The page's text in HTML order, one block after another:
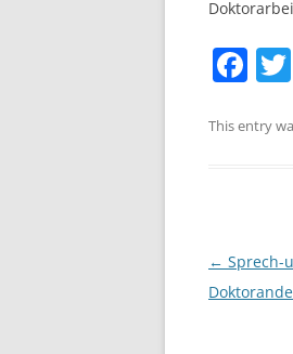
F
c
o
k
This entry
Post
navigation
← Sprech-